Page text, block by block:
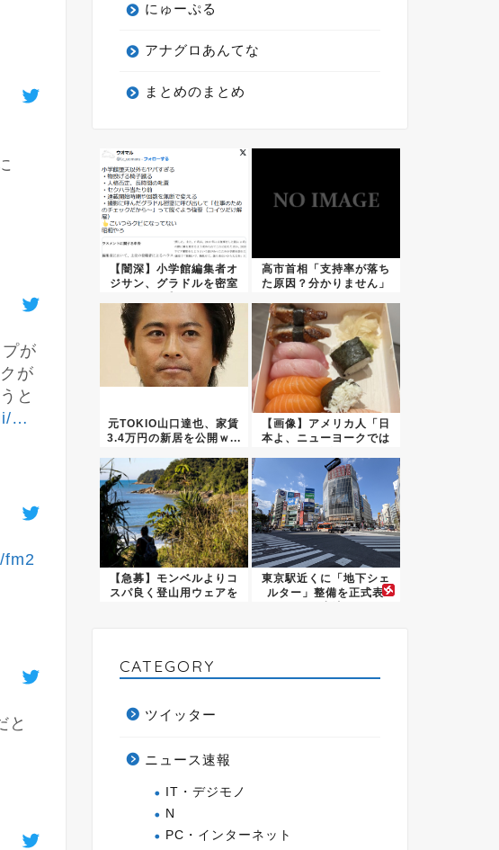
が
が
と
…
fm2
と
にゅーぷる
アナグロあんてな
まとめのまとめ
【闇深】小学館編集者オ
ジサン、グラドルを密室
高市首相「支持率が落ち
た原因？分かりません」
元TOKIO山口達也、家賃
3.4万円の新居を公開ｗ...
【画像】アメリカ人「日
本よ、ニューヨークでは
【急募】モンベルよりコ
スパ良く登山用ウェアを
東京駅近くに「地下シェ
ルター」整備を正式表
CATEGORY
ツイッター
ニュース速報
IT・デジモノ
N
PC・インターネット